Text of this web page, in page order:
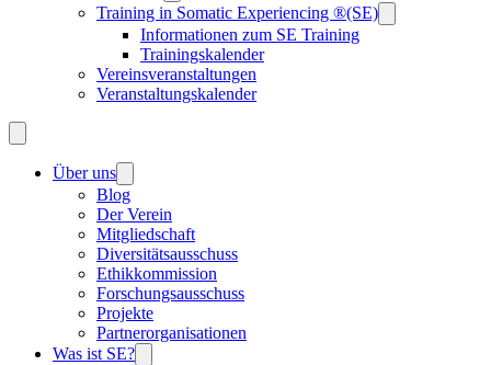
Training in Somatic Experiencing ®(SE)
Informationen zum SE Training
Trainingskalender
Vereinsveranstaltungen
Veranstaltungskalender
Über uns
Blog
Der Verein
Mitgliedschaft
Diversitätsausschuss
Ethikkommission
Forschungsausschuss
Projekte
Partnerorganisationen
Was ist SE?